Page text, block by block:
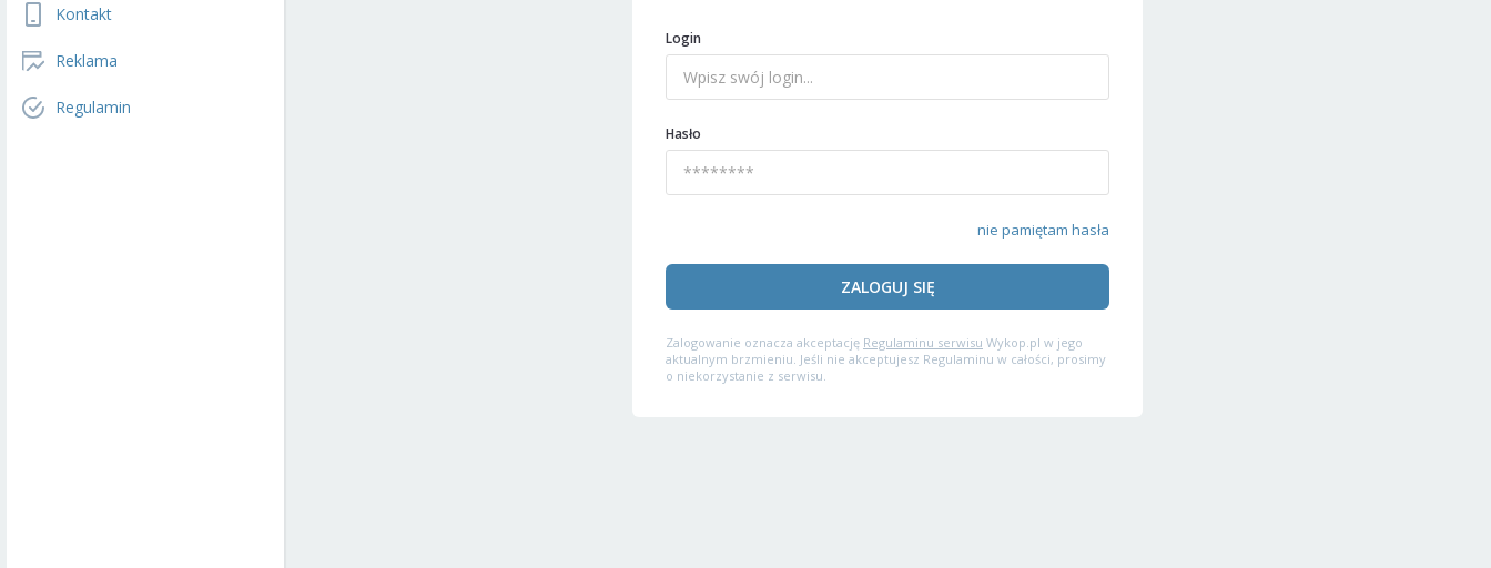
Kontakt
Reklama
Regulamin
Login
Hasło
nie pamiętam hasła
ZALOGUJ SIĘ
Zalogowanie oznacza akceptację Regulaminu serwisu Wykop.pl w jego
aktualnym brzmieniu. Jeśli nie akceptujesz Regulaminu w całości, prosimy
o niekorzystanie z serwisu.